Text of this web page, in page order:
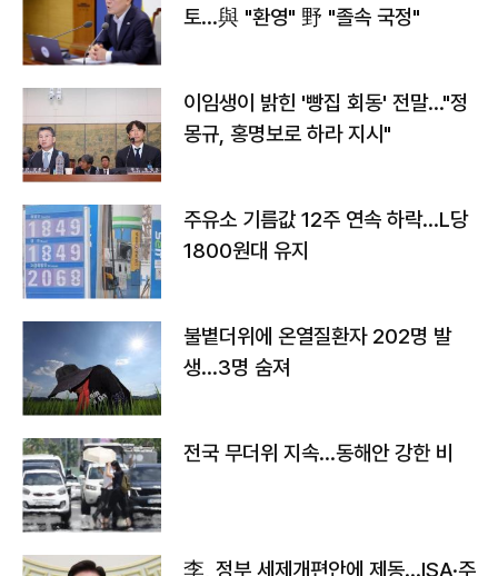
토…與 "환영" 野 "졸속 국정"
이임생이 밝힌 '빵집 회동' 전말…"정
몽규, 홍명보로 하라 지시"
주유소 기름값 12주 연속 하락…L당
1800원대 유지
불볕더위에 온열질환자 202명 발
생…3명 숨져
전국 무더위 지속…동해안 강한 비
李, 정부 세제개편안에 제동…ISA·주